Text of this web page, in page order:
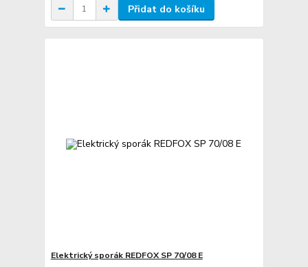
Přidat do košíku
Elektrický sporák REDFOX SP 70/08 E